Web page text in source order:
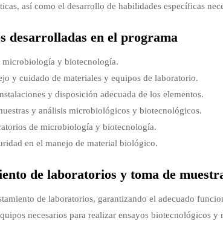
así como el desarrollo de habilidades específicas
desarrolladas en el programa
microbiología y biotecnología.
y cuidado de materiales y equipos de laboratorio.
y disposición adecuada de los elementos.
y análisis microbiológicos y biotecnológicos.
de microbiología y biotecnología.
en el manejo de material biológico.
de laboratorios y toma de
de laboratorios, garantizando el adecuado
necesarios para realizar ensayos biotecnológicos